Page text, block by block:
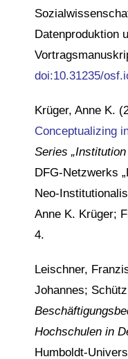
Datenproduktion
doi:10.31235/
Krüger, Anne K.
Conceptualizing
Series
DFG-Netzwerks
Neo-
Anne K. Krüger;
4.
Leischner,
Johannes;
Hochschulen in
Humboldt-